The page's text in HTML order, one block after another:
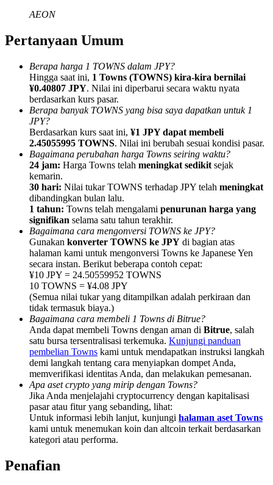
Referensi
Undang teman untuk mendapatkan imbalan tunai
BTC Welcome Rewards
BTC Welcome Rewards
Deposit & Trade BTC to Share 25000 USDT prize pool!
Deposit CASHCAT & Win
Share 500000 CASHCAT prize pool
AEON
Pertanyaan Umum
Berapa harga 1 TOWNS dalam JPY?
Hingga saat ini, 1 Towns (TOWNS) kira-kira bernilai
¥0.40807 JPY. Nilai ini diperbarui secara waktu nyata
berdasarkan kurs pasar.
Berapa banyak TOWNS yang bisa saya dapatkan untuk 1
JPY?
Berdasarkan kurs saat ini, ¥1 JPY dapat membeli
2.45055995 TOWNS. Nilai ini berubah sesuai kondisi pasar.
Bagaimana perubahan harga Towns seiring waktu?
24 jam: Harga Towns telah meningkat sedikit sejak
kemarin.
30 hari: Nilai tukar TOWNS terhadap JPY telah meningkat
dibandingkan bulan lalu.
1 tahun: Towns telah mengalami penurunan harga yang
signifikan selama satu tahun terakhir.
Bagaimana cara mengonversi TOWNS ke JPY?
Gunakan konverter TOWNS ke JPY di bagian atas
halaman kami untuk mengonversi Towns ke Japanese Yen
secara instan. Berikut beberapa contoh cepat:
¥10 JPY = 24.50559952 TOWNS
10 TOWNS = ¥4.08 JPY
(Semua nilai tukar yang ditampilkan adalah perkiraan dan
tidak termasuk biaya.)
Bagaimana cara membeli 1 Towns di Bitrue?
Anda dapat membeli Towns dengan aman di Bitrue, salah
satu bursa tersentralisasi terkemuka. Kunjungi panduan
pembelian Towns kami untuk mendapatkan instruksi langkah
demi langkah tentang cara menyiapkan dompet Anda,
memverifikasi identitas Anda, dan melakukan pemesanan.
Apa aset crypto yang mirip dengan Towns?
Jika Anda menjelajahi cryptocurrency dengan kapitalisasi
pasar atau fitur yang sebanding, lihat:
Untuk informasi lebih lanjut, kunjungi halaman aset Towns
kami untuk menemukan koin dan altcoin terkait berdasarkan
kategori atau performa.
Penafian